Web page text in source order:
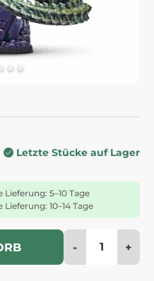
Letzte Stücke auf Lager
5–10 Tage
10–14 Tage
- +